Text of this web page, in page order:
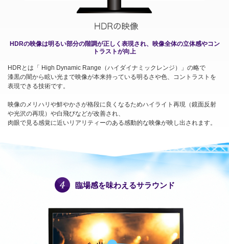
HDRの映像は明るい部分の階調が正しく表現され、映像全体の立体感やコン
トラストが向上
HDRとは「 High Dynamic Range（ハイダイナミックレンジ）」の略で
漆黒の闇から眩い光まで映像が本来持っている明るさや色、コントラストを
表現できる技術です。
映像のメリハリや鮮やかさが格段に良くなるためハイライト再現（鏡面反射
や光沢の再現）や白飛びなどが改善され、
肉眼で見る感覚に近いリアリティーのある感動的な映像が映し出されます。
臨場感を味わえるサラウンド